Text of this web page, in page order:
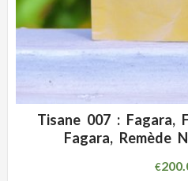
ADD WISHLIST
Tisane 007 : Fagara,
Fagara, Remède
€